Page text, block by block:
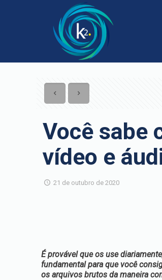
Você sabe
vídeo e
21 de outubro de 2020
É provável que os use
fundamental para que você
os arquivos brutos da maneira